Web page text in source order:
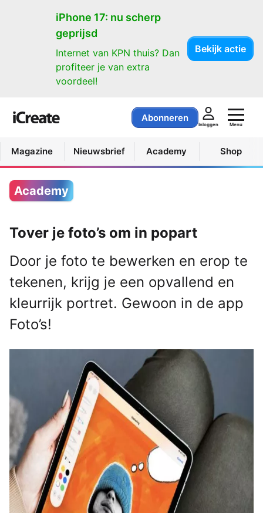
iPhone 17: nu scherp
geprijsd
Internet van KPN thuis? Dan
profiteer je van extra
voordeel!
Bekijk actie
Abonneren
Inloggen Menu
Magazine Nieuwsbrief Academy Shop
Academy
Tover je foto’s om in popart
Door je foto te bewerken en erop te
tekenen, krijg je een opvallend en
kleurrijk portret. Gewoon in de app
Foto’s!